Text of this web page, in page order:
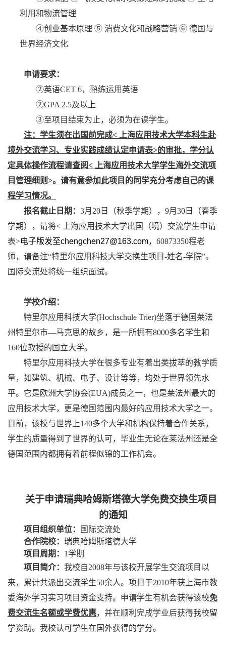
利用和物流管理
④创业基本原理 ⑤ 消费文化和战略营销 ⑥ 德国与
世界经济文化
申请要求：
②英语CET 6，熟练运用英语
②GPA 2.5及以上
③至项目结束为止，必须为在读学生。
注：学生须在出国前完成<
上海应用技术大学本科生赴
境外交流学习、专业实践成绩认定申请表>的审批，学分认
定具体操作流程请查阅<
上海应用技术大学学生海外交流项
目管理细则>。请有意参加此项目的同学充分考虑自己的课
程学习情况。
报名截止日期： 3月 20 日（秋季学期）， 9月 30 日（春季
学期），请将<
上海应用技术大学出国（境）交流学生申请
表>电子版发至chengchen27@163.com， 60873350程老
师，请备注“特里尔应用科技大学交换生项目-姓名-学院”。
国际交流处将统一组织面试。
学校介绍：
特里尔应用科技大学(Hochschule Trier)坐落于德国莱法
州特里尔市—马克思的故乡，是一所拥有8000多名学生和
160位教授的国立大学。
特里尔应用科技大学在很多专业有着出类拔萃的教学质
量，如建筑、机械、电子、设计等等，均处于世界领先水
平。它是欧洲大学协会(EUA)成员之一，也是莱法州最大的
应用技术大学，更是德国范围内最好的应用技术大学之一。
目前，该校与世界上140多个大学和机构保持着合作关系，
学生的质量得到了世界的认可，毕业生无论在莱法州还是全
德国范围内都拥有着前程似锦的工作机会。
关于申请瑞典哈姆斯塔德大学免费交换生项目
的通知
项目组织单位：
国际交流处
合作院校： 瑞典哈姆斯塔德大学
项目周期： 1 学期
项目简介： 我校自2008年与该校开展学生交流项目以
来，累计共派出交流学生50余人。项目于2010年获上海市教
委海外学习实习项目资金支持。申请学生有机会获得该校免
费交流生名额或学费优惠，并在顺利完成学业后获得我校留
学资助。我校认可学生在国外获得的学分。